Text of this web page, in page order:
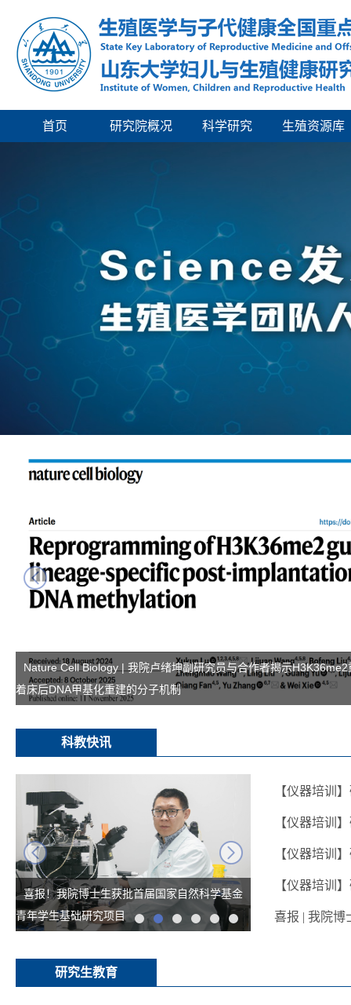
首页 研究院概况 科学研究 生殖资源库
next
Nature Cell Biology | 我院卢绪坤副研究员与合作者揭示
着床后DNA甲基化重建的分子机制
科教快讯
next
喜报！我院博士生获批首届国家自然科学基金
青年学生基础研究项目
【仪器培训
【仪器培训
【仪器培训
【仪器培训
喜报 | 我院
研究生教育